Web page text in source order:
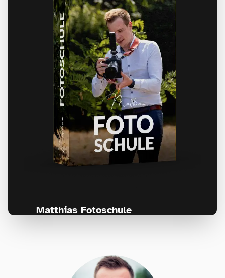
Matthias Fotoschule